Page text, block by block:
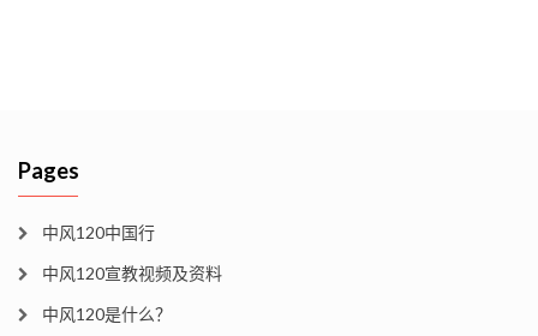
Pages
中风120中国行
中风120宣教视频及资料
中风120是什么？